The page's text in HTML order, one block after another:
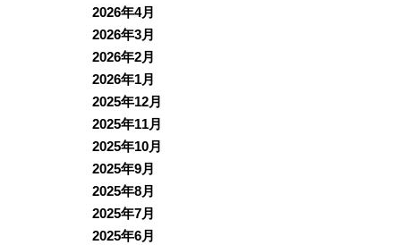
2026年4月
2026年3月
2026年2月
2026年1月
2025年12月
2025年11月
2025年10月
2025年9月
2025年8月
2025年7月
2025年6月